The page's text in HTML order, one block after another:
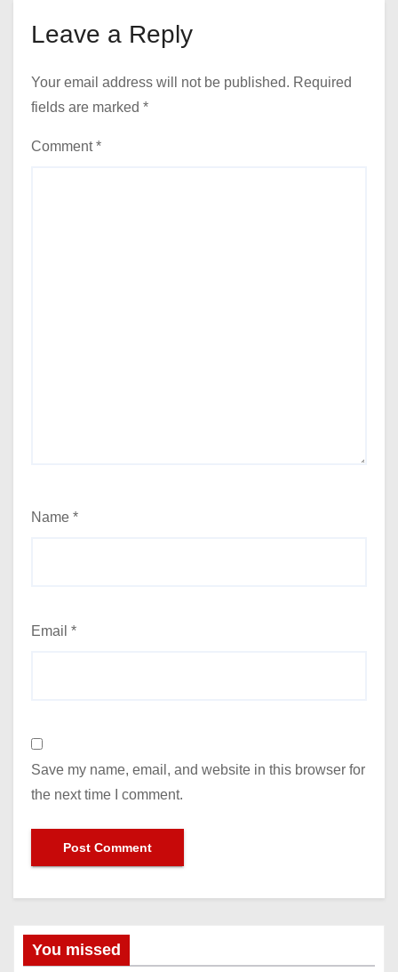
Leave a Reply
Your email address will not be published. Required
fields are marked *
Comment*
Name *
Email *
Save my name, email, and website in this browser for
the next time I comment.
You missed